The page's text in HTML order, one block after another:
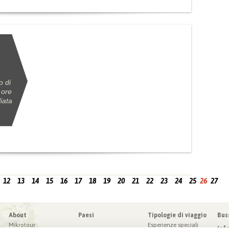
di
12 13 14 15 16 17 18 19 20 21 22 23 24 25 26 27
About
Mikrotour
Paesi
Tipologie di viaggio
Esperienze speciali